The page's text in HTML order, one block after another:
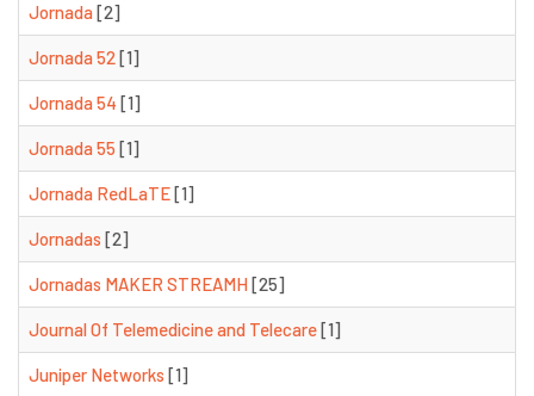
Jornada[2]
Jornada 52[1]
Jornada 54 [1]
Jornada 55 [1]
Jornada RedLaTE[1]
Jornadas [2]
Jornadas MAKER STREAMH[25]
Journal Of Telemedicine and Telecare[1]
Juniper Networks [1]